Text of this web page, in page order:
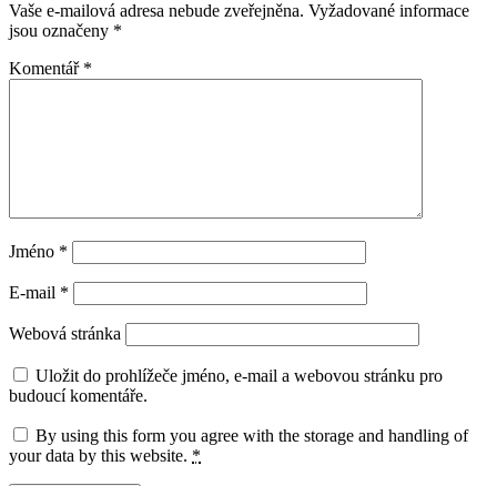
Vaše e-mailová adresa nebude zveřejněna. Vyžadované informace
jsou označeny *
Komentář *
Jméno *
E-mail *
Webová stránka
Uložit do prohlížeče jméno, e-mail a webovou stránku pro
budoucí komentáře.
By using this form you agree with the storage and handling of
your data by this website. *